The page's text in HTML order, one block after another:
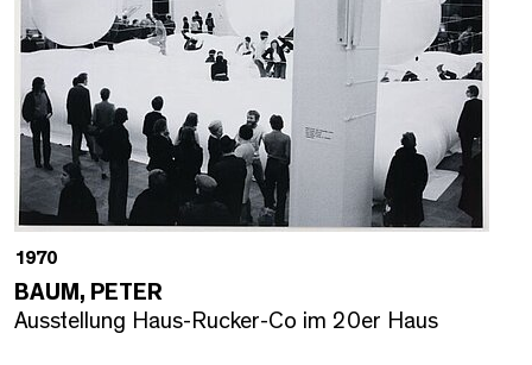
1970
BAUM, PETER
Ausstellung Haus-Rucker-Co im 20er Haus